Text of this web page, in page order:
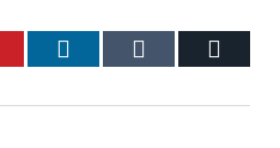
Pinterest LinkedIn Tumblr